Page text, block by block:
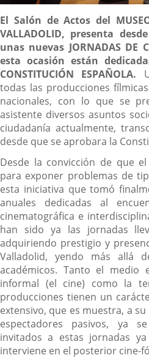
Descripción
El Salón de Actos del
VALLADOLID, presenta
unas nuevas JORNADAS DE
esta ocasión están
CONSTITUCIÓN ESPAÑOLA.
todas las producciones
nacionales, con lo que se
asistente diversos asuntos
ciudadanía actualmente,
desde que se aprobara la
Desde la convicción de que
para exponer problemas de
esta iniciativa que tomó
anuales dedicadas al
cinematográfica e
han sido ya las jornadas
adquiriendo prestigio y
Valladolid, yendo más allá
académicos. Tanto el medio
informal (el cine) como la
producciones tienen un
extensivo, que es muestra, a
espectadores pasivos, ya
invitados a estas jornadas
interviene en el posterior cine-